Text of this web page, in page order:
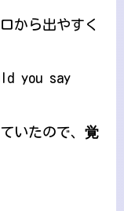
から出やすく
you say
いたので、 覚